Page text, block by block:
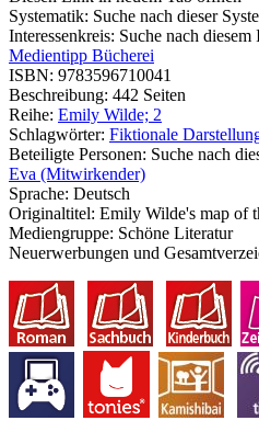
Systematik: Suche nach dieser
Interessenkreis: Suche nach diesem
Medientipp Bücherei
ISBN: 9783596710041
Beschreibung: 442 Seiten
Reihe: Emily Wilde; 2
Schlagwörter: Fiktionale
Beteiligte Personen: Suche nach
Eva (Mitwirkender)
Sprache: Deutsch
Originaltitel: Emily Wilde's map of
Mediengruppe: Schöne Literatur
Neuerwerbungen und